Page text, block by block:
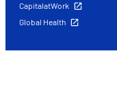
CapitalatWork
Global Health